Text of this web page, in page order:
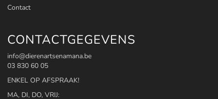
Contact
CONTACTGEGEVENS
info@dierenartsenamana.be
03 830 60 05
ENKEL OP AFSPRAAK!
MA, DI, DO, VRIJ: